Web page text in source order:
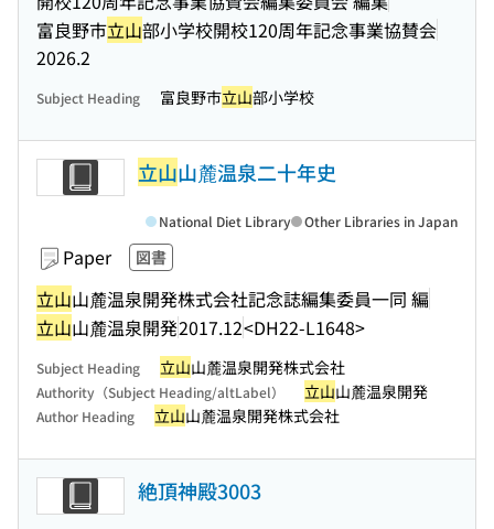
富良野市立山部小学校開校120周年記念事業協賛会
2026.2
Subject Heading 富良野市立山部小学校
立山山麓温泉二十年史
Paper 図書
立山山麓温泉開発株式会社記念誌編集委員一同 編
立山山麓温泉開発2017.12<DH22-L1648>
National Diet Library Other Libraries in Japan
Subject Heading 立山山麓温泉開発株式会社
Authority（Subject Heading/altLabel） 立山山麓温泉開発
Author Heading 立山山麓温泉開発株式会社
絶頂神殿3003